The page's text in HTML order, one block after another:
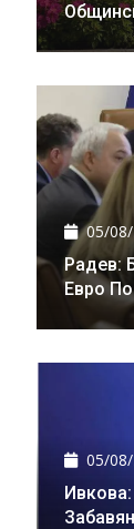
05/
Радев:
Евро
05/